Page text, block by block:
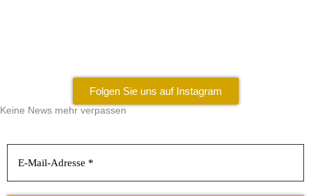
Folgen Sie uns auf Instagram
Keine News mehr verpassen